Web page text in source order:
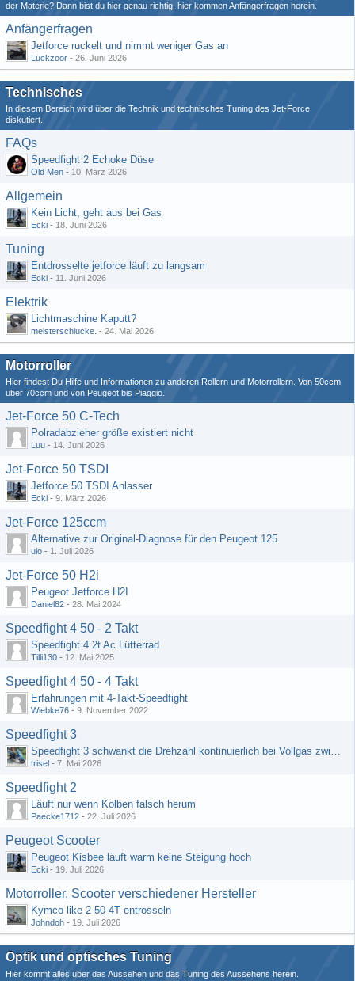
der Materie? Dann bist du hier genau richtig, hier kommen Anfängerfragen herein.
Anfängerfragen
Jetforce ruckelt und nimmt weniger Gas an
Luckzoor - 26. Juni 2026
Technisches
In diesem Bereich wird über die Technik und technisches Tuning des Jet-Force
diskutiert.
FAQs
Speedfight 2 Echoke Düse
Old Men - 10. März 2026
Allgemein
Kein Licht, geht aus bei Gas
Ecki - 18. Juni 2026
Tuning
Entdrosselte jetforce läuft zu langsam
Ecki - 11. Juni 2026
Elektrik
Lichtmaschine Kaputt?
meisterschlucke. - 24. Mai 2026
Motorroller
Hier findest Du Hilfe und Informationen zu anderen Rollern und Motorrollern. Von 50ccm
über 70ccm und von Peugeot bis Piaggio.
Jet-Force 50 C-Tech
Polradabzieher größe existiert nicht
Luu - 14. Juni 2026
Jet-Force 50 TSDI
Jetforce 50 TSDI Anlasser
Ecki - 9. März 2026
Jet-Force 125ccm
Alternative zur Original-Diagnose für den Peugeot 125
ulo - 1. Juli 2026
Jet-Force 50 H2i
Peugeot Jetforce H2I
Daniel82 - 28. Mai 2024
Speedfight 4 50 - 2 Takt
Speedfight 4 2t Ac Lüfterrad
Tilli130 - 12. Mai 2025
Speedfight 4 50 - 4 Takt
Erfahrungen mit 4-Takt-Speedfight
Wiebke76 - 9. November 2022
Speedfight 3
Speedfight 3 schwankt die Drehzahl kontinuierlich bei Vollgas zwischen 5000 und 7000 Umdrehungen
trisel - 7. Mai 2026
Speedfight 2
Läuft nur wenn Kolben falsch herum
Paecke1712 - 22. Juli 2026
Peugeot Scooter
Peugeot Kisbee läuft warm keine Steigung hoch
Ecki - 19. Juli 2026
Motorroller, Scooter verschiedener Hersteller
Kymco like 2 50 4T entrosseln
Johndoh - 19. Juli 2026
Optik und optisches Tuning
Hier kommt alles über das Aussehen und das Tuning des Aussehens herein.